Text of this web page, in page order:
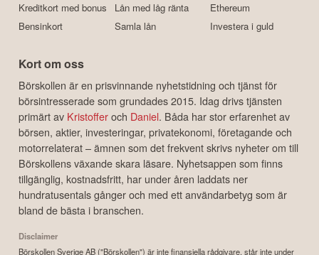
Kreditkort med bonus
Bensinkort
Lån med låg ränta
Samla lån
Ethereum
Investera i guld
Kort om oss
Börskollen är en prisvinnande nyhetstidning och tjänst för
börsintresserade som grundades 2015. Idag drivs tjänsten
primärt av Kristofferoch Daniel. Båda har stor erfarenhet av
börsen, aktier, investeringar, privatekonomi, företagande och
motorrelaterat – ämnen som det frekvent skrivs nyheter om till
Börskollens växande skara läsare. Nyhetsappen som finns
tillgänglig, kostnadsfritt, har under åren laddats ner
hundratusentals gånger och med ett användarbetyg som är
bland de bästa i branschen.
Disclaimer
Börskollen Sverige AB ("Börskollen") är inte finansiella rådgivare, står inte under